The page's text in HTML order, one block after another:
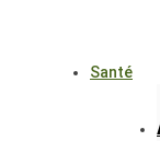
Santé